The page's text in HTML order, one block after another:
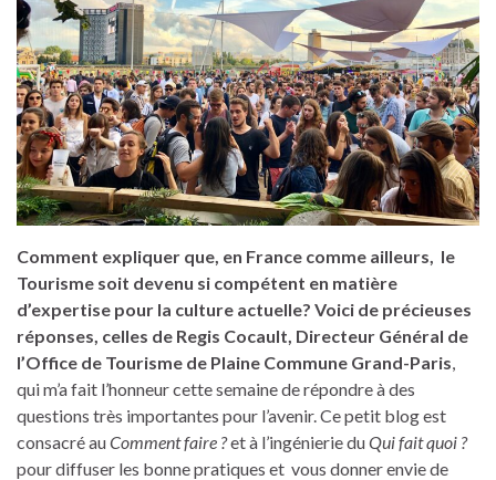
Comment expliquer que, en France comme ailleurs, le
Tourisme soit devenu si compétent en matière
d’expertise pour la culture actuelle? Voici de précieuses
réponses, celles de Regis Cocault, Directeur Général de
l’Office de Tourisme de Plaine Commune Grand-Paris,
qui m’a fait l’honneur cette semaine de répondre à des
questions très importantes pour l’avenir. Ce petit blog est
consacré auComment faire ?et à l’ingénierie duQui fait quoi ?
pour diffuser les bonne pratiques et vous donner envie de